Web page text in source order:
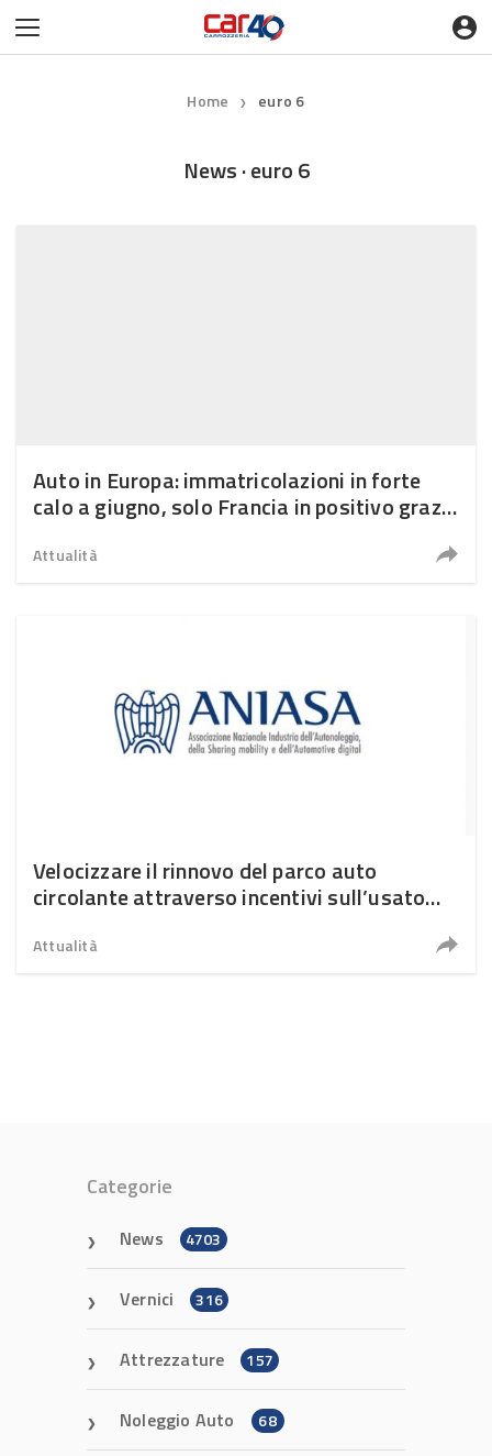
Home ❯ euro 6
News · euro 6
Auto in Europa: immatricolazioni in forte
calo a giugno, solo Francia in positivo grazie
Attualità
Velocizzare il rinnovo del parco auto
circolante attraverso incentivi sull’usato
Attualità
Categorie
News 4703
Vernici 316
Attrezzature 157
Noleggio Auto 68